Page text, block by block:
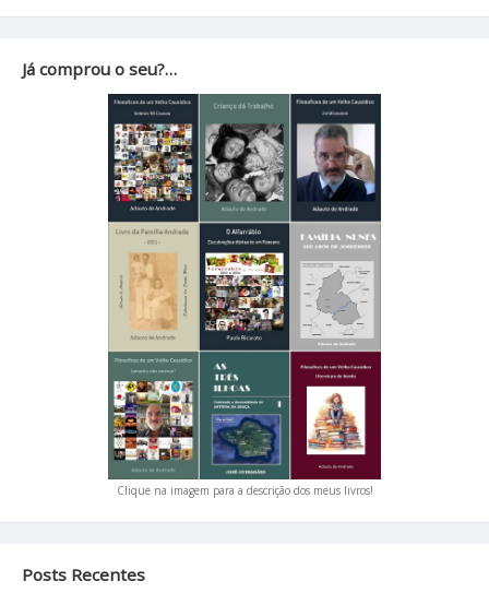
Já comprou o seu?…
Clique na imagem para a descrição dos meus livros!
Posts Recentes